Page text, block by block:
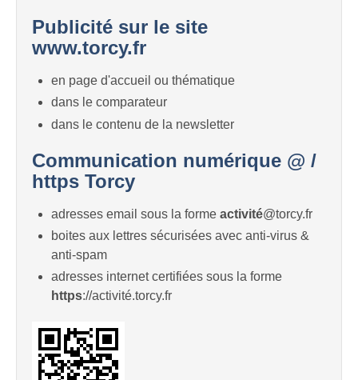
Publicité sur le site
www.torcy.fr
en page d'accueil ou thématique
dans le comparateur
dans le contenu de la newsletter
Communication numérique @ /
https Torcy
adresses email sous la forme activité@torcy.fr
boites aux lettres sécurisées avec anti-virus &
anti-spam
adresses internet certifiées sous la forme
https://activité.torcy.fr